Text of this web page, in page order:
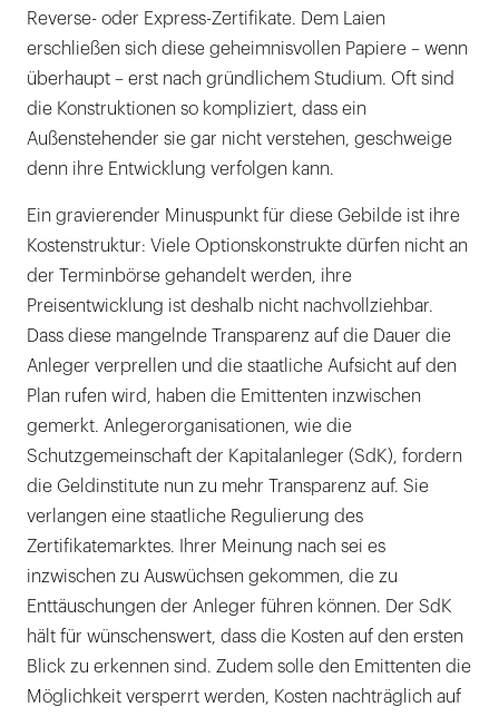
Reverse- oder Express-Zertifikate. Dem Laien
erschließen sich diese geheimnisvollen Papiere – wenn
überhaupt – erst nach gründlichem Studium. Oft sind
die Konstruktionen so kompliziert, dass ein
Außenstehender sie gar nicht verstehen, geschweige
denn ihre Entwicklung verfolgen kann.
Ein gravierender Minuspunkt für diese Gebilde ist ihre
Kostenstruktur: Viele Optionskonstrukte dürfen nicht an
der Terminbörse gehandelt werden, ihre
Preisentwicklung ist deshalb nicht nachvollziehbar.
Dass diese mangelnde Transparenz auf die Dauer die
Anleger verprellen und die staatliche Aufsicht auf den
Plan rufen wird, haben die Emittenten inzwischen
gemerkt. Anlegerorganisationen, wie die
Schutzgemeinschaft der Kapitalanleger (SdK), fordern
die Geldinstitute nun zu mehr Transparenz auf. Sie
verlangen eine staatliche Regulierung des
Zertifikatemarktes. Ihrer Meinung nach sei es
inzwischen zu Auswüchsen gekommen, die zu
Enttäuschungen der Anleger führen können. Der SdK
hält für wünschenswert, dass die Kosten auf den ersten
Blick zu erkennen sind. Zudem solle den Emittenten die
Möglichkeit versperrt werden, Kosten nachträglich auf